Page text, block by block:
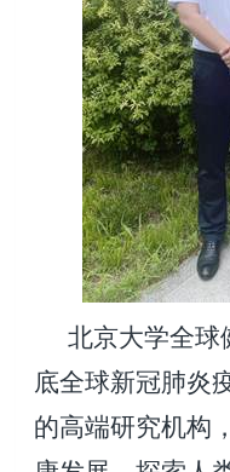
北京大学全球
底全球新冠肺炎
的高端研究机构